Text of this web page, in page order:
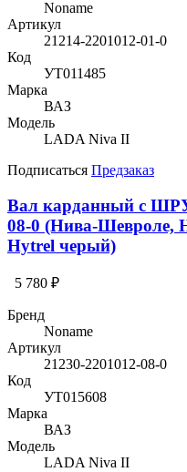
Noname
Артикул
21214-2201012-01-0
Код
УТ011485
Марка
ВАЗ
Модель
LADA Niva II
Подписаться Предзаказ
Вал карданный с
08-0 (Нива-Шевроле,
Hytrel черый)
5 780 ₽
Бренд
Noname
Артикул
21230-2201012-08-0
Код
УТ015608
Марка
ВАЗ
Модель
LADA Niva II